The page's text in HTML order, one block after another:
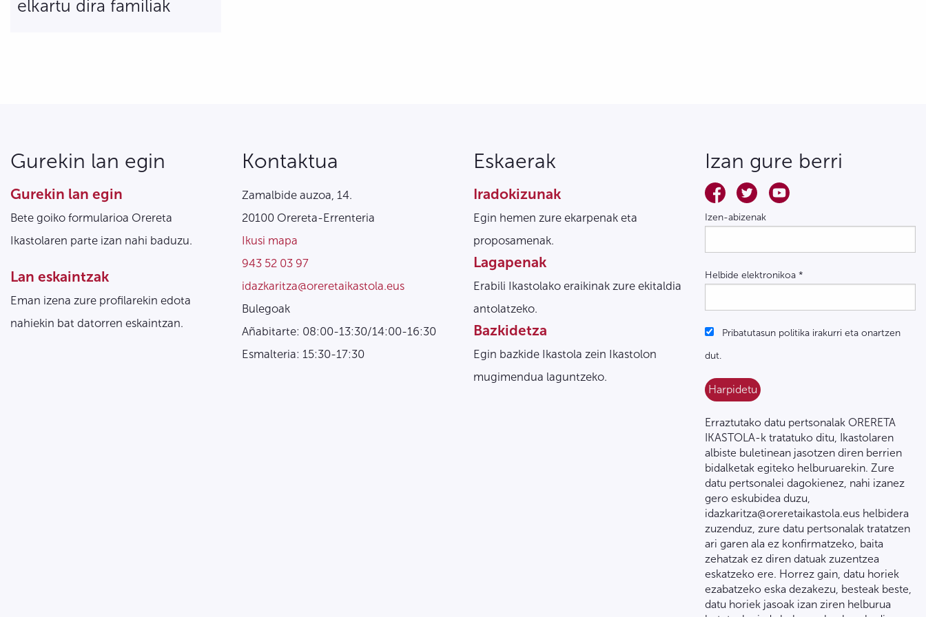
elkartu dira familiak
Gurekin lan egin
Gurekin lan egin
Bete goiko formularioa Orereta
Ikastolaren parte izan nahi baduzu.
Lan eskaintzak
Eman izena zure profilarekin edota
nahiekin bat datorren eskaintzan.
Kontaktua
Zamalbide auzoa, 14.
20100 Orereta-Errenteria
Ikusi mapa
943 52 03 97
idazkaritza@oreretaikastola.eus
Bulegoak
Añabitarte: 08:00-13:30/14:00-16:30
Esmalteria: 15:30-17:30
Eskaerak
Iradokizunak
Egin hemen zure ekarpenak eta
proposamenak.
Lagapenak
Erabili Ikastolako eraikinak zure ekitaldia
antolatzeko.
Bazkidetza
Egin bazkide Ikastola zein Ikastolon
mugimendua laguntzeko.
Izan gure berri
Izen-abizenak
Helbide elektronikoa *
Pribatutasun politika irakurri eta onartzen
dut.
Erraztutako datu pertsonalak ORERETA
IKASTOLA-k tratatuko ditu, Ikastolaren
albiste buletinean jasotzen diren berrien
bidalketak egiteko helburuarekin. Zure
datu pertsonalei dagokienez, nahi izanez
gero eskubidea duzu,
idazkaritza@oreretaikastola.eus helbidera
zuzenduz, zure datu pertsonalak tratatzen
ari garen ala ez konfirmatzeko, baita
zehatzak ez diren datuak zuzentzea
eskatzeko ere. Horrez gain, datu horiek
ezabatzeko eska dezakezu, besteak beste,
datu horiek jasoak izan ziren helburua